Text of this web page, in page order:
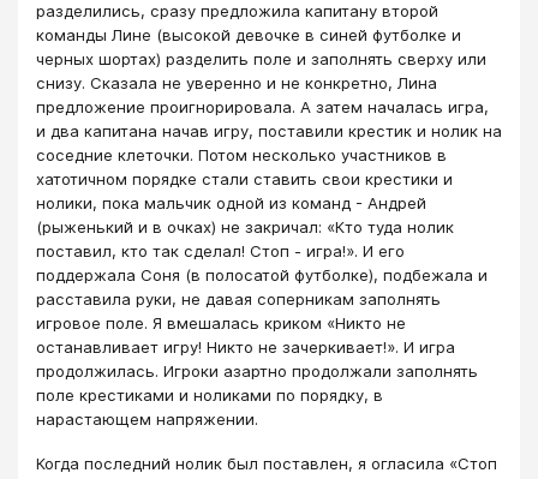
разделились, сразу предложила капитану второй
команды Лине (высокой девочке в синей футболке и
черных шортах) разделить поле и заполнять сверху или
снизу. Сказала не уверенно и не конкретно, Лина
предложение проигнорировала. А затем началась игра,
и два капитана начав игру, поставили крестик и нолик на
соседние клеточки. Потом несколько участников в
хатотичном порядке стали ставить свои крестики и
нолики, пока мальчик одной из команд - Андрей
(рыженький и в очках) не закричал: «Кто туда нолик
поставил, кто так сделал! Стоп - игра!». И его
поддержала Соня (в полосатой футболке), подбежала и
расставила руки, не давая соперникам заполнять
игровое поле. Я вмешалась криком «Никто не
останавливает игру! Никто не зачеркивает!». И игра
продолжилась. Игроки азартно продолжали заполнять
поле крестиками и ноликами по порядку, в
нарастающем напряжении.
Когда последний нолик был поставлен, я огласила «Стоп